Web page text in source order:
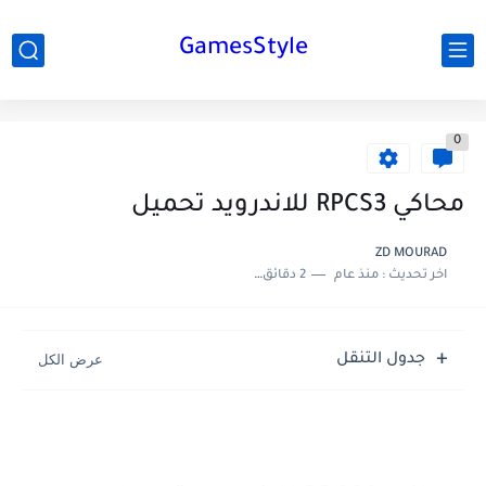
GamesStyle
0
محاكي RPCS3 للاندرويد تحميل
ZD MOURAD
اخر تحديث :منذ عام 2 دقائق للقراءة
جدول التنقل